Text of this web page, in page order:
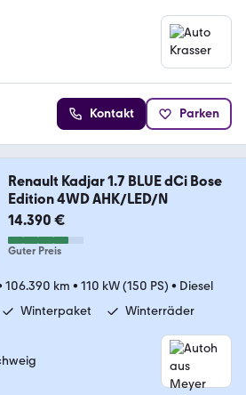
Kontakt Parken
Renault Kadjar 1.7 BLUE dCi Bose
Edition 4WD AHK/LED/N
14.390 €
Guter Preis
106.390 km • 110 kW (150 PS) • Diesel
Winterpaket Winterräder